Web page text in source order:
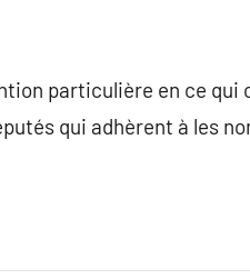
particulière en ce qui
qui adhèrent à les